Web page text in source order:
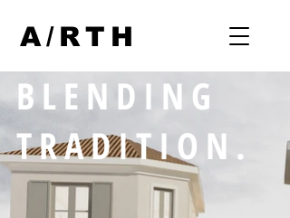
A/RTH
BLENDING
TRADITION.